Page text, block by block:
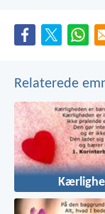
Relaterede